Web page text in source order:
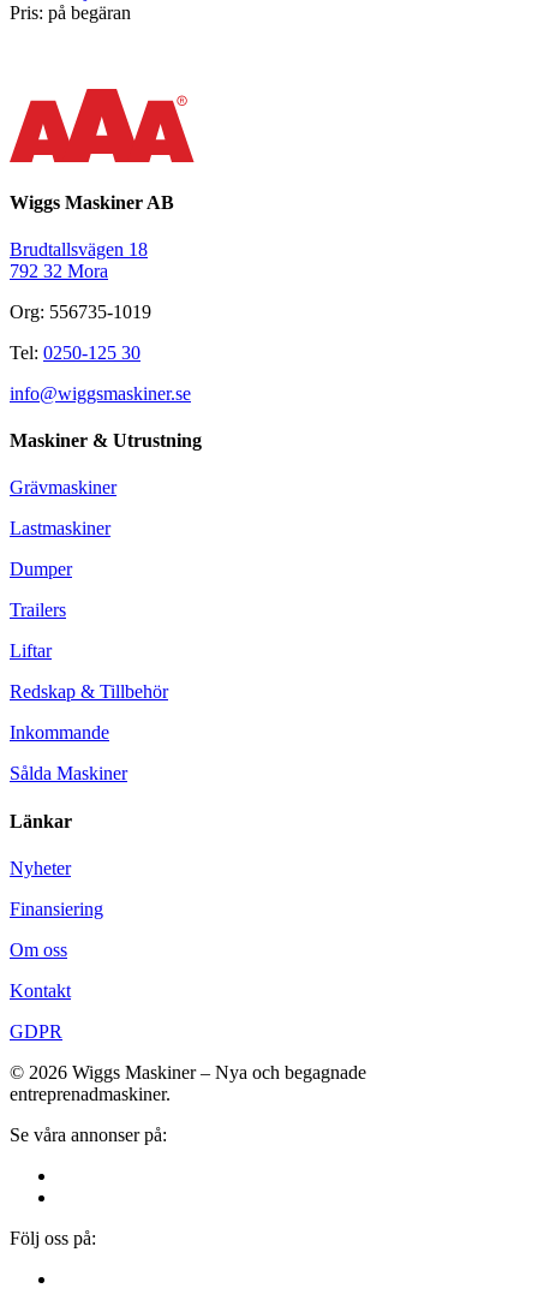
Pris: på begäran
Wiggs Maskiner AB
Brudtallsvägen 18
792 32 Mora
Org: 556735-1019
Tel: 0250-125 30
info@wiggsmaskiner.se
Maskiner & Utrustning
Grävmaskiner
Lastmaskiner
Dumper
Trailers
Liftar
Redskap & Tillbehör
Inkommande
Sålda Maskiner
Länkar
Nyheter
Finansiering
Om oss
Kontakt
GDPR
© 2026 Wiggs Maskiner – Nya och begagnade
entreprenadmaskiner.
Se våra annonser på:
Följ oss på: